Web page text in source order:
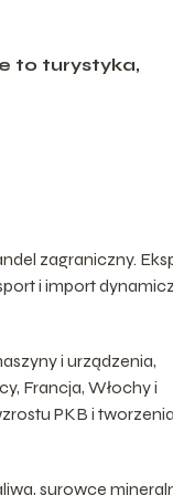
to turystyka,
zagraniczny.
i import
i urządzenia,
Francja, Włochy i
PKB i tworzenia
surowce